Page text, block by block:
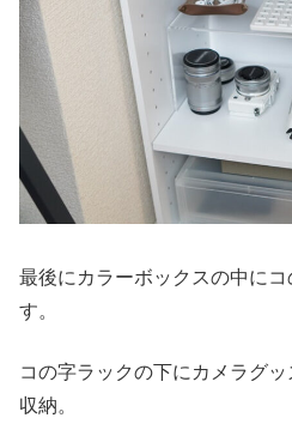
最後にカラーボックスの中に
す。
コの字ラックの下にカメラグ
収納。